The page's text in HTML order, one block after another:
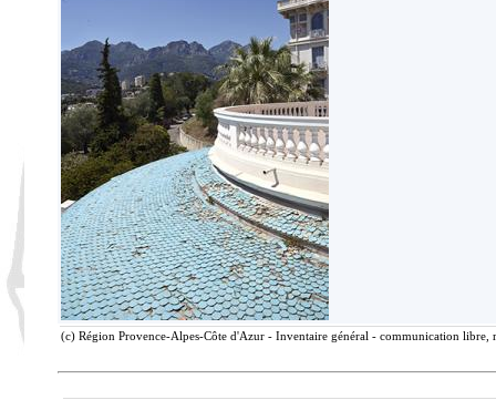
(c) Région Provence-Alpes-Côte d'Azur - Inventaire général - communication libre,